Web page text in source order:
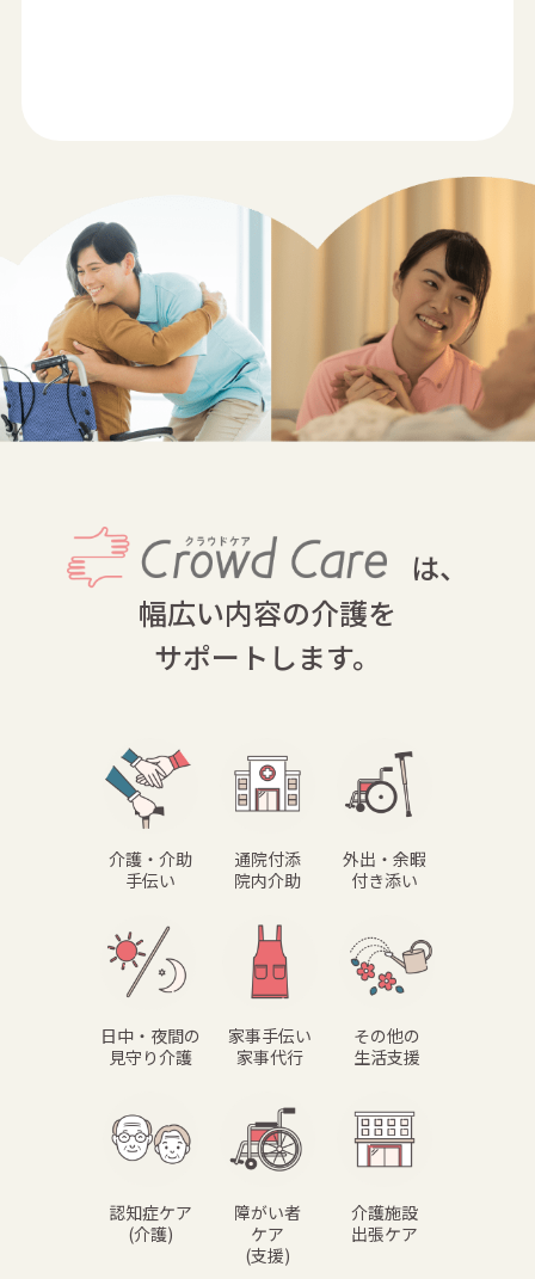
は、
幅広い内容の介護を
サポートします。
介護・介助
手伝い
通院付添
院内介助
外出・余暇
付き添い
日中・夜間の
見守り介護
家事手伝い
家事代行
その他の
生活支援
認知症ケア
(介護)
障がい者
ケア
(支援)
介護施設
出張ケア